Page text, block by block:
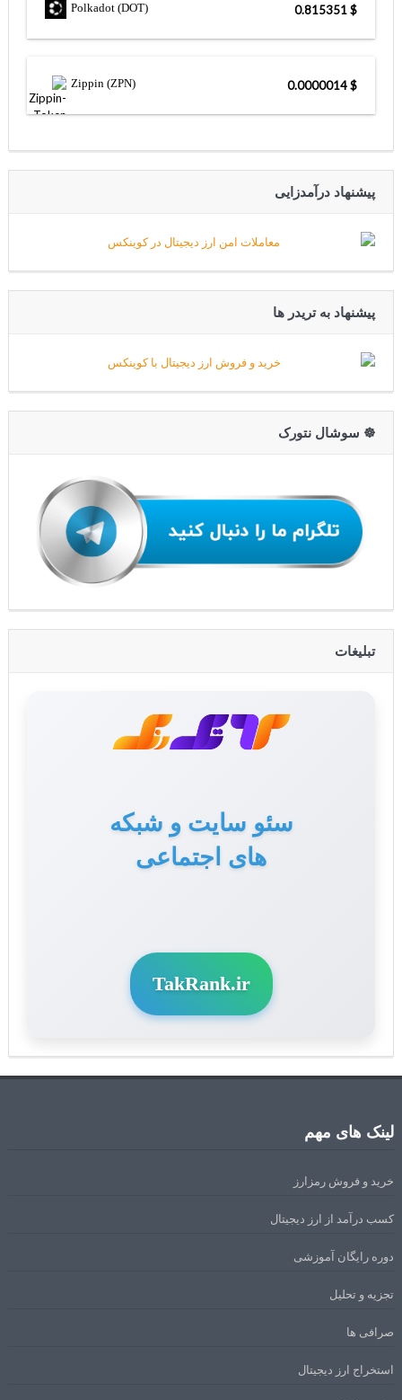
Polkadot (DOT) $ 0.815351
Zippin (ZPN) $ 0.0000014
پیشنهاد درآمدزایی
پیشنهاد به تریدر ها
☸️ سوشال نتورک
تبلیغات
سئو سایت و شبکه
های اجتماعی
TakRank.ir
لینک های مهم
خرید و فروش رمزارز
کسب درآمد از ارز دیجیتال
دوره رایگان آموزشی
تجزیه و تحلیل
صرافی ها
استخراج ارز دیجیتال